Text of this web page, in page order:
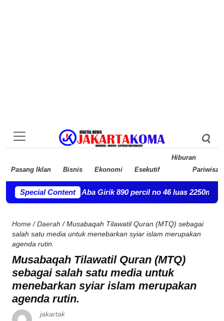
Pasang Iklan Bisnis Ekonomi Esekutif
Hiburan
Pariwisata
Special Content
Jasir bin Aba Girik 890 percil no 46 luas 2250m belum di jual
Home / Daerah / Musabaqah Tilawatil Quran (MTQ) sebagai
salah satu media untuk menebarkan syiar islam merupakan
agenda rutin.
Musabaqah Tilawatil Quran (MTQ)
sebagai salah satu media untuk
menebarkan syiar islam merupakan
agenda rutin.
jakartak